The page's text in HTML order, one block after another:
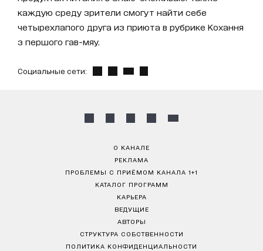
каждую среду зрители смогут найти себе
четырехлапого друга из приюта в рубрике Кохання
з першого гав-мяу.
Социальные сети:
О КАНАЛЕ
РЕКЛАМА
ПРОБЛЕМЫ С ПРИЁМОМ КАНАЛА 1+1
КАТАЛОГ ПРОГРАММ
КАРЬЕРА
ВЕДУЩИЕ
АВТОРЫ
СТРУКТУРА СОБСТВЕННОСТИ
ПОЛИТИКА КОНФИДЕНЦИАЛЬНОСТИ